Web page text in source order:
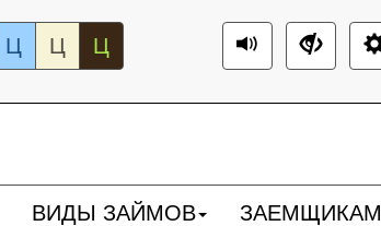
Ц Ц Ц
ВИДЫ ЗАЙМОВ ЗАЕМЩИКАМ